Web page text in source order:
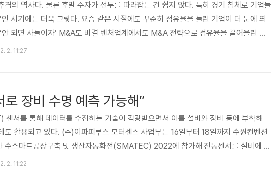
격의 역사다. 물론 후발 주자가 선두를 따라잡는 건 쉽지 않다. 특히 경기 침체로 기업들
인 시기에는 더욱 그렇다. 요즘 같은 시절에도 꾸준히 점유율을 늘린 기업이 더 눈에 띄
되면 사들이자’ M&A도 비결 벤처업계에서도 M&A 전략으로 점유율을 끌어올린 사
환 기술 전문 스타트업 이파피루스는 올해 미국 실리콘밸리 소프트웨어 기업 ‘아티펙
2. 11:27
로 장비 수명 예측 가능해”
센서를 통해 데이터를 수집하는 기술이 각광받으면서 이를 설비와 장비 등에 부착해
도 활용되고 있다. (주)이파피루스 모터센스 사업부는 16일부터 18일까지 수원컨벤션
수스마트공장구축 및 생산자동화전(SMATEC) 2022에 참가해 진동센서를 설비에 고
는 기술과 제품을 소개했다. 이 회사 관계자는 “모터에 IoT 진동센서를 부착하면, 데이
2. 11:22